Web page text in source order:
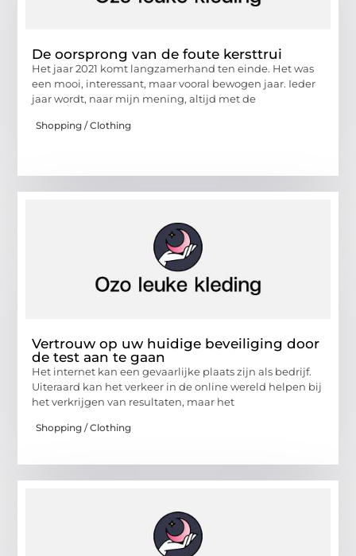
De oorsprong van de foute kersttrui
Het jaar 2021 komt langzamerhand ten einde. Het was
een mooi, interessant, maar vooral bewogen jaar. Ieder
jaar wordt, naar mijn mening, altijd met de
Shopping / Clothing
Vertrouw op uw huidige beveiliging door
de test aan te gaan
Het internet kan een gevaarlijke plaats zijn als bedrijf.
Uiteraard kan het verkeer in de online wereld helpen bij
het verkrijgen van resultaten, maar het
Shopping / Clothing